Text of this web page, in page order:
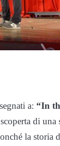
a: “In
di una
la storia